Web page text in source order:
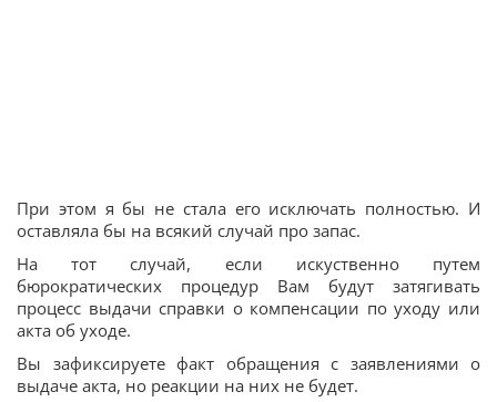
При этом я бы не стала его исключать полностью. И
оставляла бы на всякий случай про запас.
На тот случай, если искуственно путем
бюрократических процедур Вам будут затягивать
процесс выдачи справки о компенсации по уходу или
акта об уходе.
Вы зафиксируете факт обращения с заявлениями о
выдаче акта, но реакции на них не будет.